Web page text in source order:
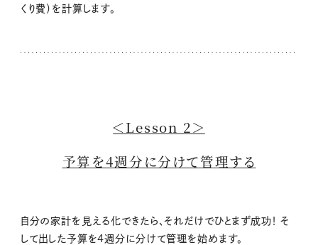
くり費）を計算します。
＜Lesson 2＞
予算を4週分に分けて管理する
自分の家計を見える化できたら、それだけでひとまず成功！ そ
して出した予算を4週分に分けて管理を始めます。